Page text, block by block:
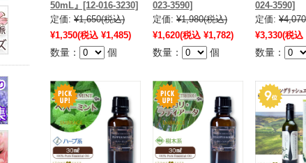
50mL』[12-016-3230]
定価: ¥1,650(税込)
¥1,350(税込 ¥1,485)
数量： 個
023-3590]
定価: ¥1,980(税込)
¥1,620(税込 ¥1,782)
数量： 個
024-3590]
定価: ¥4,070
¥3,330(税込
数量：